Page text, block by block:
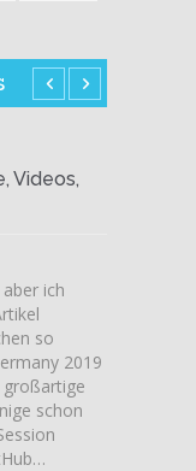
Videos,
ich
so
2019
großartige
schon